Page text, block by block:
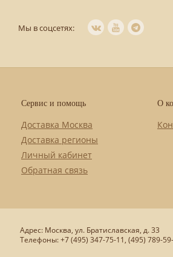
Мы в соцсетях:
Сервис и помощь
Доставка Москва
Доставка регионы
Личный кабинет
Обратная связь
О
Адрес: Москва, ул. Братиславская, д. 33
Телефоны: +7 (495) 347-75-11, (495) 789-